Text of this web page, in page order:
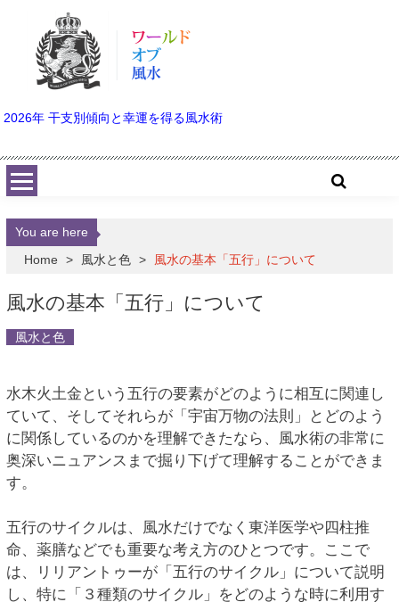
2026年 干支別傾向と幸運を得る風水術
You are here
Home
> 風水と色 > 風水の基本「五行」について
風水の基本「五行」について
風水と色
水木火土金という五行の要素がどのように相互に関連し
ていて、そしてそれらが「宇宙万物の法則」とどのよう
に関係しているのかを理解できたなら、風水術の非常に
奥深いニュアンスまで掘り下げて理解することができま
す。
五行のサイクルは、風水だけでなく東洋医学や四柱推
命、薬膳などでも重要な考え方のひとつです。ここで
は、リリアントゥーが「五行のサイクル」について説明
し、特に「３種類のサイクル」をどのような時に利用す